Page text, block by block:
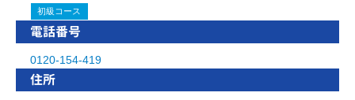
初級コース
電話番号
0120-154-419
住所